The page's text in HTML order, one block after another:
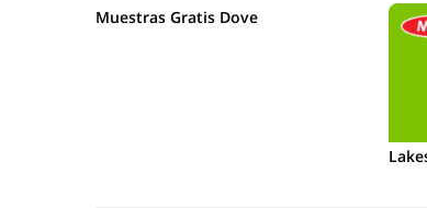
Muestras Gratis Dove